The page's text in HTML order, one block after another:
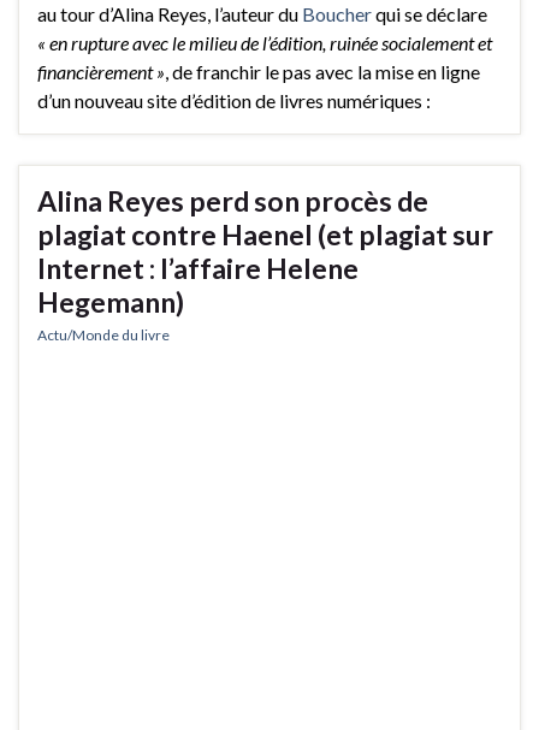
au tour d’Alina Reyes, l’auteur du Boucherqui se déclare
« en rupture avec le milieu de l’édition, ruinée socialement et
financièrement » , de franchir le pas avec la mise en ligne
d’un nouveau site d’édition de livres numériques :
Alina Reyes perd son procès de
plagiat contre Haenel (et plagiat sur
Internet : l’affaire Helene
Hegemann)
Actu/Monde du livre